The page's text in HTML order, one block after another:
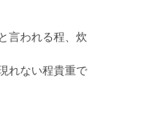
言われる程、炊
れない程貴重で